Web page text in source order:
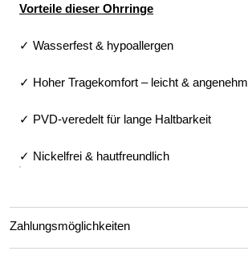
Vorteile dieser Ohrringe
✓ Wasserfest & hypoallergen
✓ Hoher Tragekomfort – leicht & angenehm
✓ PVD-veredelt für lange Haltbarkeit
✓ Nickelfrei & hautfreundlich
Zahlungsmöglichkeiten